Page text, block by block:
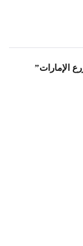
الإمارات”